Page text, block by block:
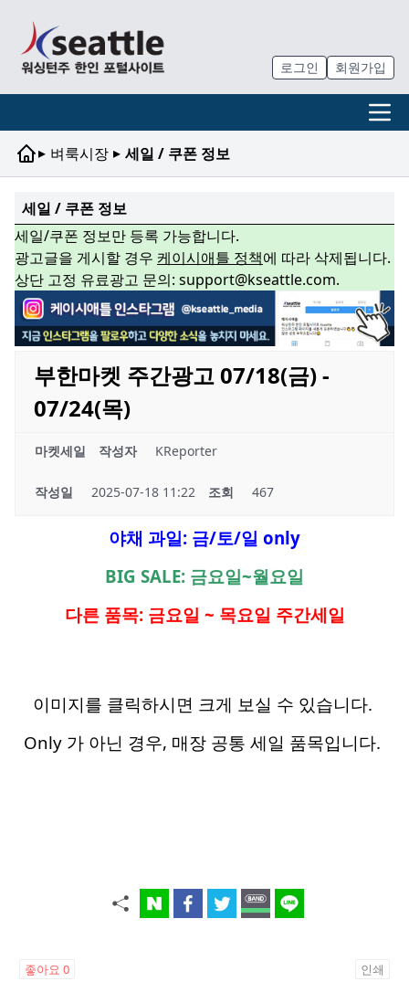
로그인 회원가입
▸ 벼룩시장 ▸ 세일 / 쿠폰 정보
세일 / 쿠폰 정보
세일/쿠폰 정보만 등록 가능합니다.
광고글을 게시할 경우 케이시애틀 정책에 따라 삭제됩니다.
상단 고정 유료광고 문의: support@kseattle.com.
부한마켓 주간광고 07/18(금) -
07/24(목)
마켓세일 작성자 KReporter
작성일 2025-07-18 11:22 조회 467
야채 과일: 금/토/일 only
BIG SALE: 금요일~월요일
다른 품목: 금요일 ~ 목요일 주간세일
이미지를 클릭하시면 크게 보실 수 있습니다.
Only 가 아닌 경우, 매장 공통 세일 품목입니다.
좋아요 0 인쇄